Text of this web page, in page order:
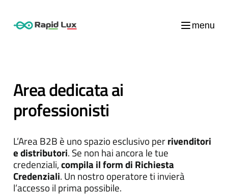
menu
Area dedicata ai
professionisti
L’Area B2B è uno spazio esclusivo perrivenditori
e distributori. Se non hai ancora le tue
credenziali,compila il form di Richiesta
Credenziali. Un nostro operatore ti invierà
l’accesso il prima possibile.